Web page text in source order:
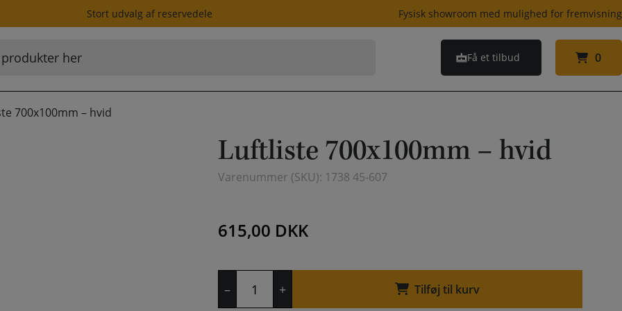
Stort udvalg af reservedele Fysisk showroom med mulighed for fremvisning
Få et tilbud 0
0
700x100mm – hvid
Luftliste 700x100mm – hvid
Varenummer (SKU): 1738 45-607
615,00 DKK
–
700x100mm
+ Tilføj til kurv